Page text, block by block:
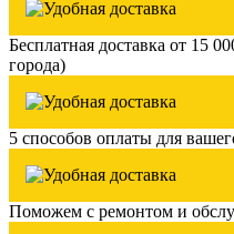
Бесплатная доставка от 15
города)
5 способов оплаты для
Поможем с ремонтом и